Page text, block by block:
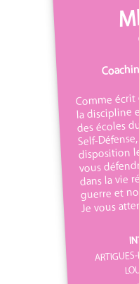
Comme
la discipline
des écoles
Self-
disposition
vous
dans la vie
guerre et
Je vous